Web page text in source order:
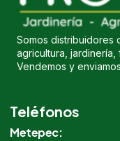
Somos distribuidores
agricultura,
Vendemos y
Teléfonos
Metepec: